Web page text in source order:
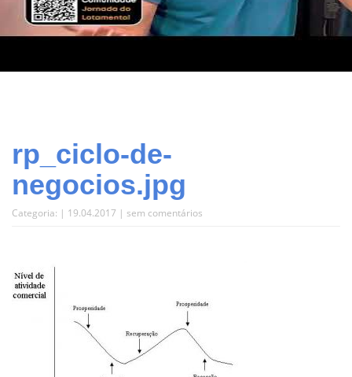
rp_ciclo-de-
negocios.jpg
Categoria: | 19.04.2017 | sem comentários